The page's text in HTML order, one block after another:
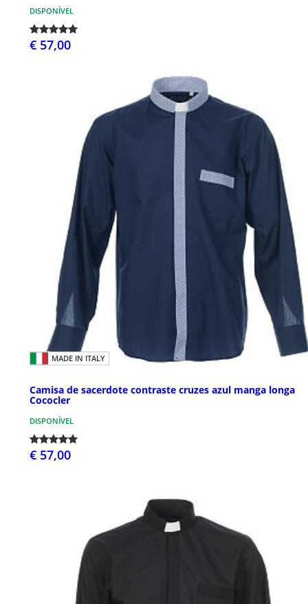
DISPONÍVEL
€ 57,00
MADE IN ITALY
Camisa de sacerdote contraste cruzes azul manga longa
Cococler
DISPONÍVEL
€ 57,00